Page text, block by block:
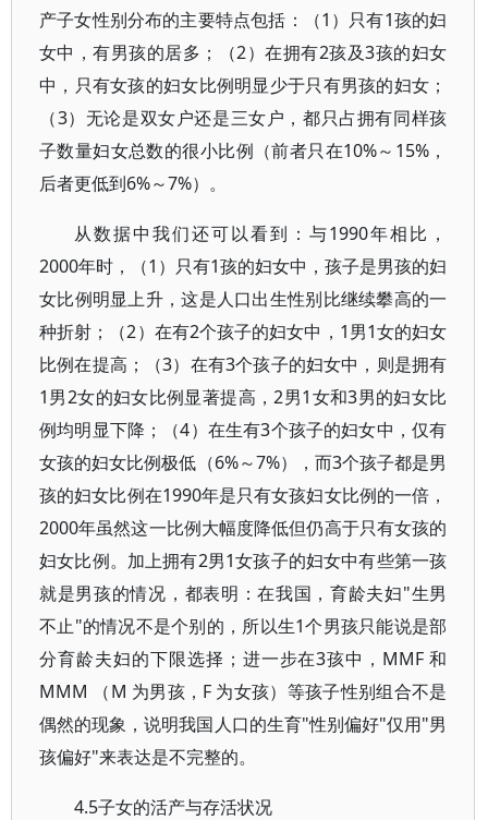
产子女性别分布的主要特点包括：（1）只有1孩的妇
女中，有男孩的居多；（2）在拥有2孩及3孩的妇女
中，只有女孩的妇女比例明显少于只有男孩的妇女；
（3）无论是双女户还是三女户，都只占拥有同样孩
子数量妇女总数的很小比例（前者只在10%～15%，
后者更低到6%～7%）。
从数据中我们还可以看到：与1990年相比，
2000年时，（1）只有1孩的妇女中，孩子是男孩的妇
女比例明显上升，这是人口出生性别比继续攀高的一
种折射；（2）在有2个孩子的妇女中，1男1女的妇女
比例在提高；（3）在有3个孩子的妇女中，则是拥有
1男2女的妇女比例显著提高，2男1女和3男的妇女比
例均明显下降；（4）在生有3个孩子的妇女中，仅有
女孩的妇女比例极低（6%～7%），而3个孩子都是男
孩的妇女比例在1990年是只有女孩妇女比例的一倍，
2000年虽然这一比例大幅度降低但仍高于只有女孩的
妇女比例。加上拥有2男1女孩子的妇女中有些第一孩
就是男孩的情况，都表明：在我国，育龄夫妇"生男
不止"的情况不是个别的，所以生1个男孩只能说是部
分育龄夫妇的下限选择；进一步在3孩中，MMF 和
MMM （M 为男孩，F 为女孩）等孩子性别组合不是
偶然的现象，说明我国人口的生育"性别偏好"仅用"男
孩偏好"来表达是不完整的。
4.5子女的活产与存活状况